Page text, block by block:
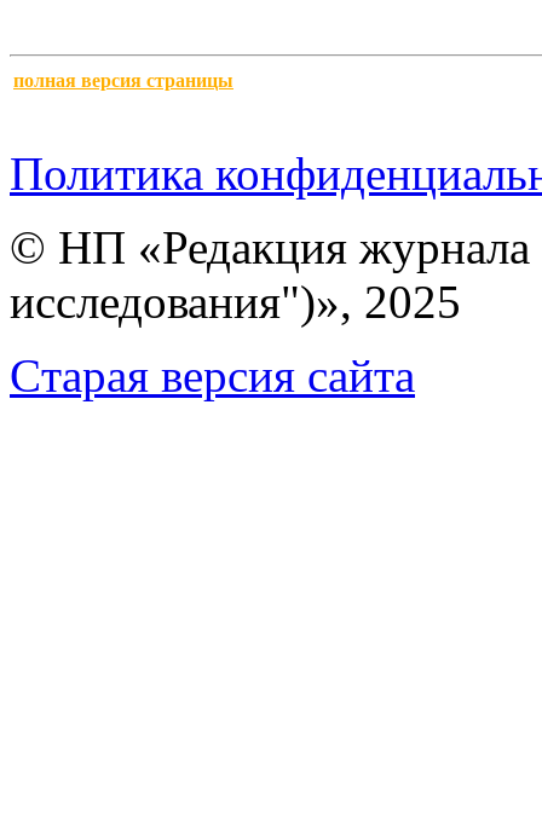
полная версия страницы
Политика
© НП «Редакция
исследования")», 2025
Cтарая версия сайта